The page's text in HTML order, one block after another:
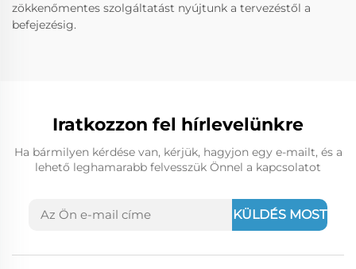
zökkenőmentes szolgáltatást nyújtunk a tervezéstől a
befejezésig.
Iratkozzon fel hírlevelünkre
Ha bármilyen kérdése van, kérjük, hagyjon egy e-mailt, és a
lehető leghamarabb felvesszük Önnel a kapcsolatot
KÜLDÉS MOST